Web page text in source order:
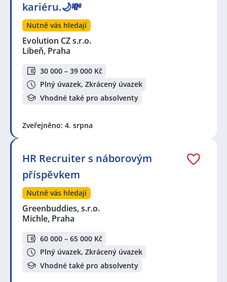
kariéru.🌙💸
Nutně vás hledají
Evolution CZ s.r.o.
Libeň, Praha
30 000 – 39 000 Kč
Plný úvazek, Zkrácený úvazek
Vhodné také pro absolventy
Zveřejněno: 4. srpna
HR Recruiter s náborovým
příspěvkem
Nutně vás hledají
Greenbuddies, s.r.o.
Michle, Praha
60 000 – 65 000 Kč
Plný úvazek, Zkrácený úvazek
Vhodné také pro absolventy